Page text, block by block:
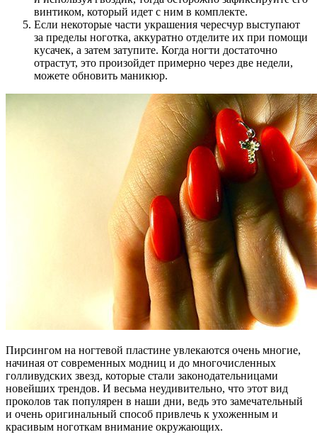
винтиком, который идет с ним в комплекте.
Если некоторые части украшения чересчур выступают
за пределы ноготка, аккуратно отделите их при помощи
кусачек, а затем затупите. Когда ногти достаточно
отрастут, это произойдет примерно через две недели,
можете обновить маникюр.
Пирсингом на ногтевой пластине увлекаются очень многие,
начиная от современных модниц и до многочисленных
голливудских звезд, которые стали законодательницами
новейших трендов. И весьма неудивительно, что этот вид
проколов так популярен в наши дни, ведь это замечательный
и очень оригинальный способ привлечь к ухоженным и
красивым ноготкам внимание окружающих.